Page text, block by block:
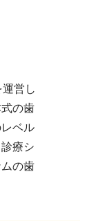
営し
の歯
ベル
療シ
の歯